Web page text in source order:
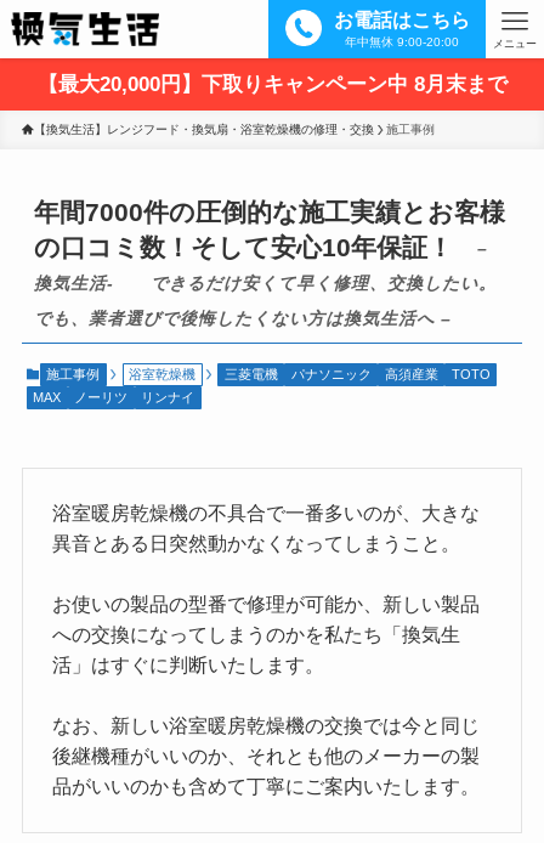
お電話はこちら
年中無休 9:00-20:00 メニュー
【最大20,000円】下取りキャンペーン中 8月末まで
【換気生活】レンジフード・換気扇・浴室乾燥機の修理・交換 施工事例
年間7000件の圧倒的な施工実績とお客様
の口コミ数！そして安心10年保証！
–
換気生活- できるだけ安くて早く修理、交換したい。
でも、業者選びで後悔したくない方は換気生活へ –
施工事例 浴室乾燥機 三菱電機 パナソニック 高須産業
TOTO
MAX
ノーリツ リンナイ
浴室暖房乾燥機の不具合で一番多いのが、大きな
異音とある日突然動かなくなってしまうこと。
お使いの製品の型番で修理が可能か、新しい製品
への交換になってしまうのかを私たち「換気生
活」はすぐに判断いたします。
なお、新しい浴室暖房乾燥機の交換では今と同じ
後継機種がいいのか、それとも他のメーカーの製
品がいいのかも含めて丁寧にご案内いたします。